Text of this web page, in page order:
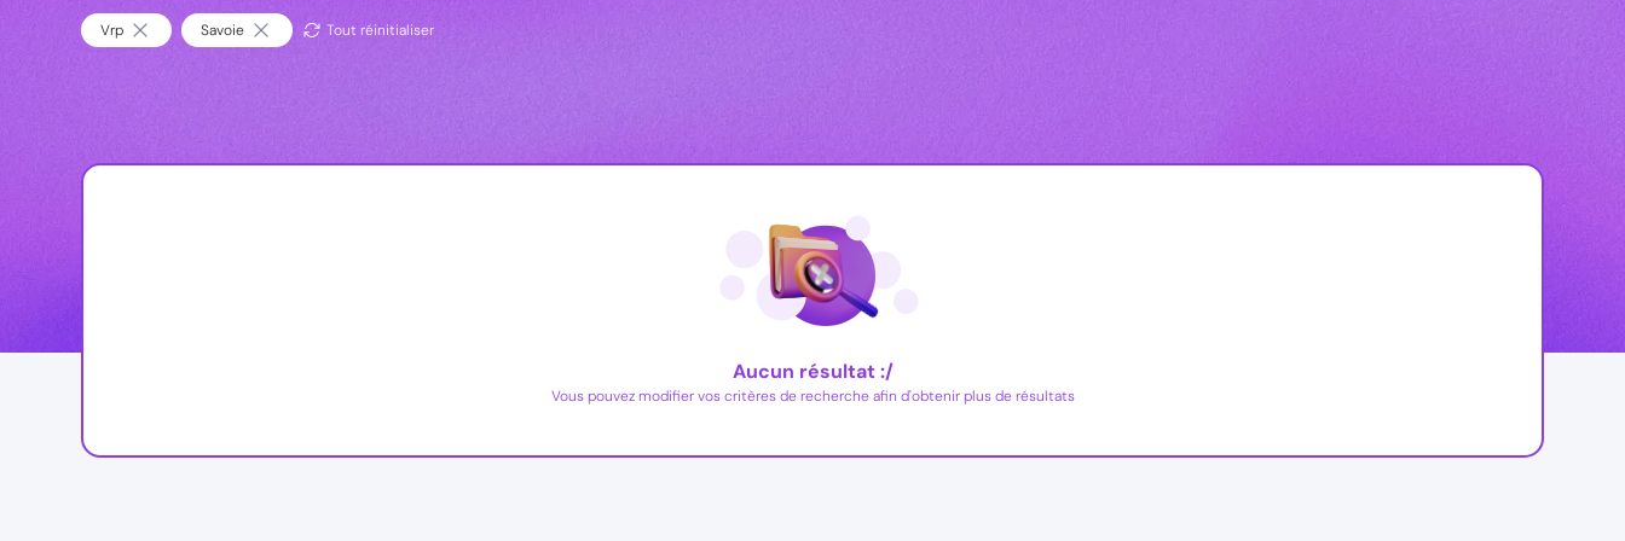
Vrp Savoie Tout réinitialiser
Aucun résultat :/
Vous pouvez modifier vos critères de recherche afin d'obtenir plus de résultats